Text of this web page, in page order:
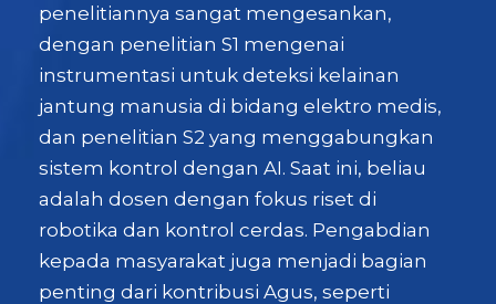
penelitiannya sangat mengesankan,
dengan penelitian S1 mengenai
instrumentasi untuk deteksi kelainan
jantung manusia di bidang elektro medis,
dan penelitian S2 yang menggabungkan
sistem kontrol dengan AI. Saat ini, beliau
adalah dosen dengan fokus riset di
robotika dan kontrol cerdas. Pengabdian
kepada masyarakat juga menjadi bagian
penting dari kontribusi Agus, seperti